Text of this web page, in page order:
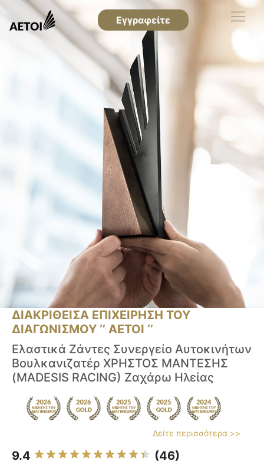
Εγγραφείτε
ΔΙΑΚΡΙΘΕΙΣΑ ΕΠΙΧΕΙΡΗΣΗ ΤΟΥ
ΔΙΑΓΩΝΙΣΜΟΥ ‘’ ΑΕΤΟΙ ‘’
Ελαστικά Ζάντες Συνεργείο Αυτοκινήτων
Βουλκανιζατέρ ΧΡΗΣΤΟΣ ΜΑΝΤΕΣΗΣ
(MADESIS RACING) Ζαχάρω Ηλείας
Δείτε περισσότερα >>
9.4 (46)